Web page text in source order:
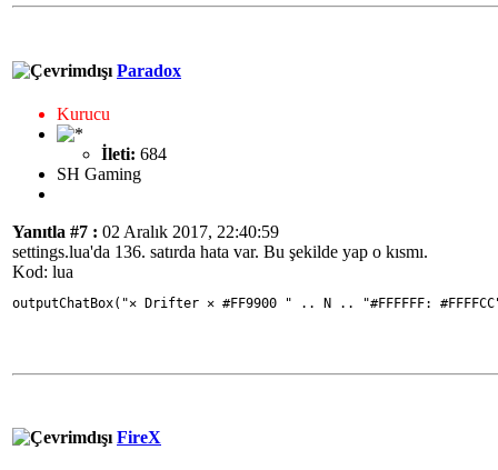
Paradox
Kurucu
İleti: 684
SH Gaming
Yanıtla #7 : 02 Aralık 2017, 22:40:59
settings.lua'da 136. satırda hata var. Bu şekilde yap o kısmı.
Kod: lua
outputChatBox("✕ Drifter ✕ #FF9900 " .. N .. "#FFFFFF:
FireX